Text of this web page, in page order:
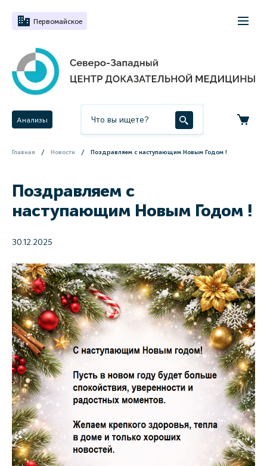
Первомайское
Анализы
Главная Новости Поздравляем с наступающим Новым Годом !
Поздравляем с
наступающим Новым Годом !
30.12.2025